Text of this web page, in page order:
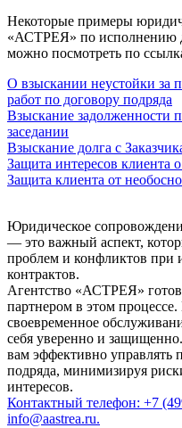
Некоторые примеры
«АСТРЕЯ» по исполнению
можно посмотреть по
О взыскании неустойки за
работ по договору подряда
Взыскание задолженности
заседании
Взыскание долга с
Защита интересов клиента
Защита клиента от
Юридическое
— это важный аспект,
проблем и конфликтов при
контрактов.
Агентство «АСТРЕЯ»
партнером в этом
своевременное
себя уверенно и
вам эффективно управлять
подряда, минимизируя
интересов.
Контактный телефон: +7
info@aastrea.ru.